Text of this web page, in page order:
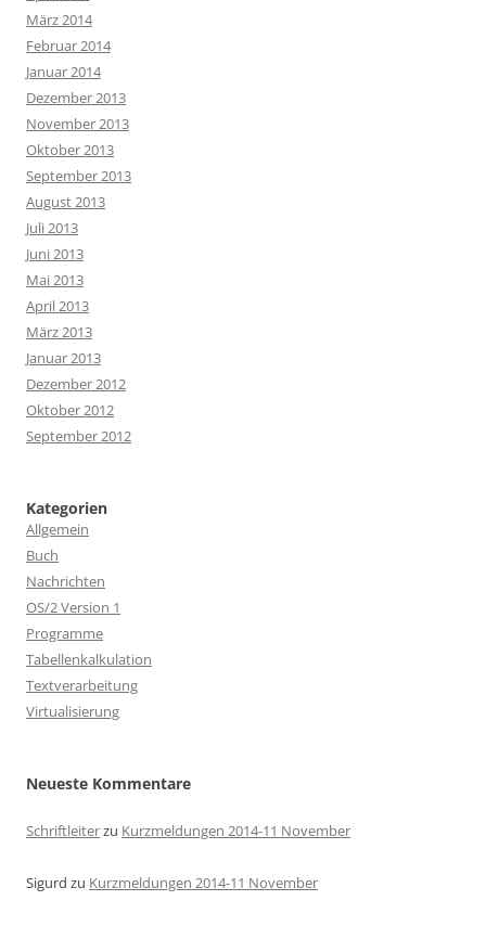
März 2014
Februar 2014
Januar 2014
Dezember 2013
November 2013
Oktober 2013
September 2013
August 2013
Juli 2013
Juni 2013
Mai 2013
April 2013
März 2013
Januar 2013
Dezember 2012
Oktober 2012
September 2012
Kategorien
Allgemein
Buch
Nachrichten
OS/2 Version 1
Programme
Tabellenkalkulation
Textverarbeitung
Virtualisierung
Neueste Kommentare
Schriftleiterzu Kurzmeldungen 2014-11 November
Sigurd zu Kurzmeldungen 2014-11 November